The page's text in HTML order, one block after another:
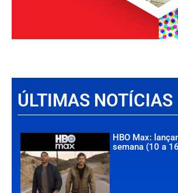
ÚLTIMAS NOTÍCIAS
HBO Max:
semana (10 a